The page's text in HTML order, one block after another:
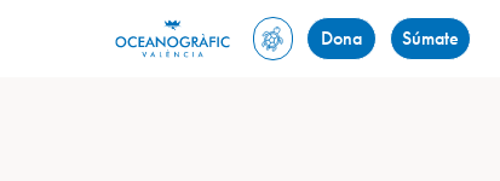
Dona Súmate